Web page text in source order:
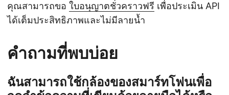
คุณสามารถขอ ใบอนุญาตชั่วคราวฟรี เพื่อประเมิน API
ได้เต็มประสิทธิภาพและไม่มีลายน้ำ
คำถามที่พบบ่อย
ฉันสามารถใช้กล้องของสมาร์ทโฟนเพื่อ